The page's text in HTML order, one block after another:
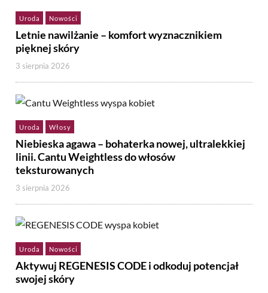
Uroda Nowości
Letnie nawilżanie – komfort wyznacznikiem
pięknej skóry
3 sierpnia 2026
Uroda Włosy
Niebieska agawa – bohaterka nowej, ultralekkiej
linii. Cantu Weightless do włosów
teksturowanych
3 sierpnia 2026
Uroda Nowości
Aktywuj REGENESIS CODE i odkoduj potencjał
swojej skóry